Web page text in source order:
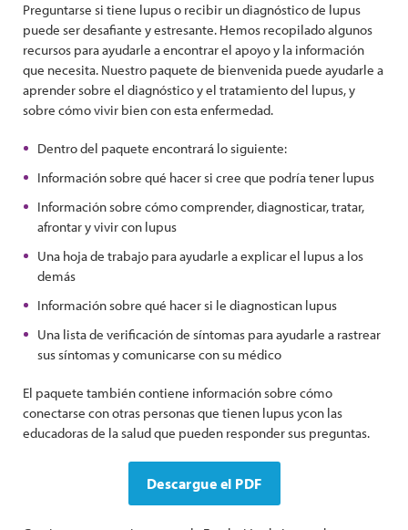
Preguntarse si tiene lupus o recibir un diagnóstico de lupus
puede ser desafiante y estresante. Hemos recopilado algunos
recursos para ayudarle a encontrar el apoyo y la información
que necesita. Nuestro paquete de bienvenida puede ayudarle a
aprender sobre el diagnóstico y el tratamiento del lupus, y
sobre cómo vivir bien con esta enfermedad.
Dentro del paquete encontrará lo siguiente:
Información sobre qué hacer si cree que podría tener lupus
Información sobre cómo comprender, diagnosticar, tratar,
afrontar y vivir con lupus
Una hoja de trabajo para ayudarle a explicar el lupus a los
demás
Información sobre qué hacer si le diagnostican lupus
Una lista de verificación de síntomas para ayudarle a rastrear
sus síntomas y comunicarse con su médico
El paquete también contiene información sobre cómo
conectarse con otras personas que tienen lupus ycon las
educadoras de la salud que pueden responder sus preguntas.
Descargue el PDF